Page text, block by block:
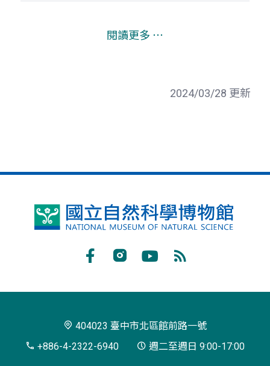
閱讀更多 ⋯
2024/03/28 更新
國
博
閱
404023 臺中市北區館前路一號
+886-4-2322-6940
週二至週日 9:00-17:00